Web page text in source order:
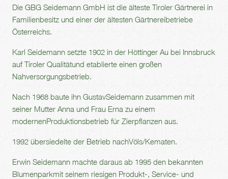
Die GBG Seidemann GmbH ist die älteste Tiroler Gärtnerei in
Familienbesitz und einer der ältesten Gärtnereibetriebe
Österreichs.
Karl Seidemann setzte 1902 in der Höttinger Au bei Innsbruck
auf Tiroler Qualitätund etablierte einen großen
Nahversorgungsbetrieb.
Nach 1968 baute ihn GustavSeidemann zusammen mit
seiner Mutter Anna und Frau Erna zu einem
modernenProduktionsbetrieb für Zierpflanzen aus.
1992 übersiedelte der Betrieb nachVöls/Kematen.
Erwin Seidemann machte daraus ab 1995 den bekannten
Blumenparkmit seinem riesigen Produkt-, Service- und